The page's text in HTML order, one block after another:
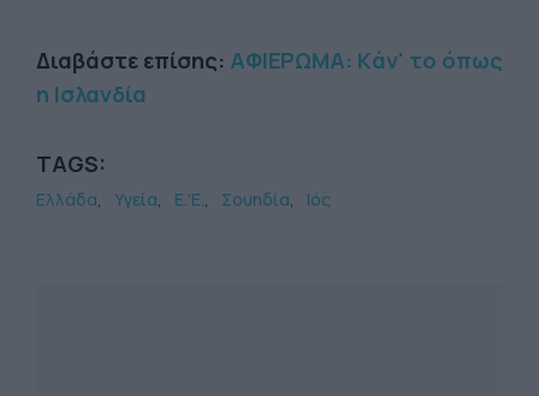
Διαβάστε επίσης: ΑΦΙΕΡΩΜΑ: Kάν' το όπως
η Ισλανδία
TAGS:
Ελλάδα Υγεία Ε.'Ε. Σουηδία Ιός